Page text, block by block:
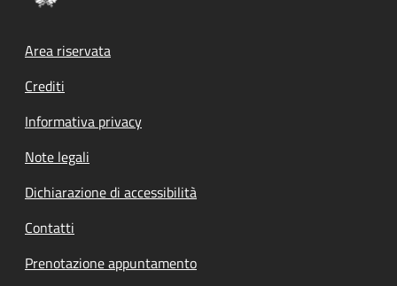
Footer menu
Area riservata
Crediti
Informativa privacy
Note legali
Dichiarazione di accessibilità
Contatti
Prenotazione appuntamento